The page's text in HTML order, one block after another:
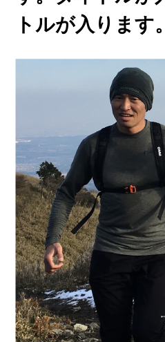
トルが入ります。